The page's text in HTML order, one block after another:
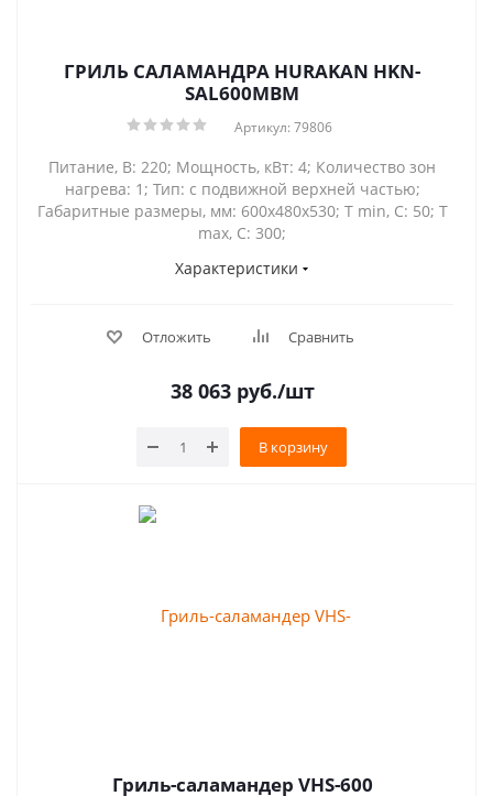
ГРИЛЬ САЛАМАНДРА HURAKAN HKN-
SAL600MBM
Артикул: 79806
Питание, В: 220; Мощность, кВт: 4; Количество зон
нагрева: 1; Тип: с подвижной верхней частью;
Габаритные размеры, мм: 600x480x530; Т min, С: 50; Т
max, С: 300;
Характеристики
Отложить Сравнить
38 063 руб./шт
В корзину
Гриль-саламандер VHS-600